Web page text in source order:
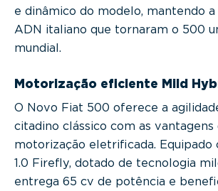
e dinâmico do modelo, mantendo
ADN italiano que tornaram o 500
mundial.
Motorização eficiente Mild
O Novo Fiat 500 oferece a
citadino clássico com as vantagens
motorização eletrificada.
1.0 Firefly, dotado de tecnologia
entrega 65 cv de potência e